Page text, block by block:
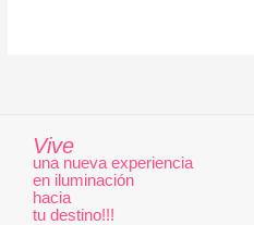
Vive
una nueva experiencia
en iluminación
hacia
tu destino!!!